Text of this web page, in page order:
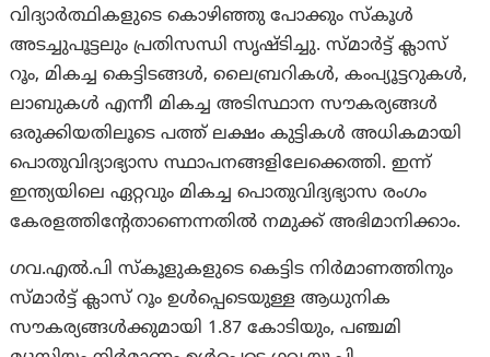
വിദ്യാർത്ഥികളുടെ കൊഴിഞ്ഞു പോക്കും സ്‌കൂൾ
അടച്ചുപൂട്ടലും പ്രതിസന്ധി സൃഷ്ടിച്ചു. സ്മാർട്ട് ക്ലാസ്
റൂം, മികച്ച കെട്ടിടങ്ങൾ, ലൈബ്രറികൾ, കംപ്യൂട്ടറുകൾ,
ലാബുകൾ എന്നീ മികച്ച അടിസ്ഥാന സൗകര്യങ്ങൾ
ഒരുക്കിയതിലൂടെ പത്ത് ലക്ഷം കുട്ടികൾ അധികമായി
പൊതുവിദ്യാഭ്യാസ സ്ഥാപനങ്ങളിലേക്കെത്തി. ഇന്ന്
ഇന്ത്യയിലെ ഏറ്റവും മികച്ച പൊതുവിദ്യഭ്യാസ രംഗം
കേരളത്തിന്റേതാണെന്നതിൽ നമുക്ക് അഭിമാനിക്കാം.
ഗവ.എൽ.പി സ്‌കൂളുകളുടെ കെട്ടിട നിർമാണത്തിനും
സ്‌മാർട്ട് ക്ലാസ് റൂം ഉൾപ്പെടെയുള്ള ആധുനിക
സൗകര്യങ്ങൾക്കുമായി 1.87 കോടിയും, പഞ്ചമി